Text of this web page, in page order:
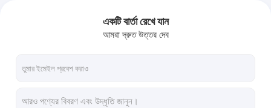
ব্যবহৃত এক্সট্রুশন লেপ ল্যামিনেশন লাইন
একটি বার্তা রেখে যান
আমরা দ্রুত উত্তর দেব